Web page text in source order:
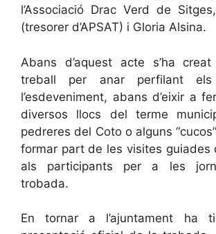
l’Associació Drac Verd de
(tresorer d’APSAT) i Gloria Alsina.
Abans d’aquest acte s’ha
treball per anar perfilant
l’esdeveniment, abans d’eixir a
diversos llocs del terme
pedreres del Coto o alguns
formar part de les visites guiades
als participants per a les
trobada.
En tornar a l’ajuntament ha